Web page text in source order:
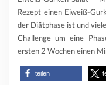
Rezept einen Eiweiß-
der Diätphase ist und
Challenge um eine
ersten 2 Wochen einen
teilen